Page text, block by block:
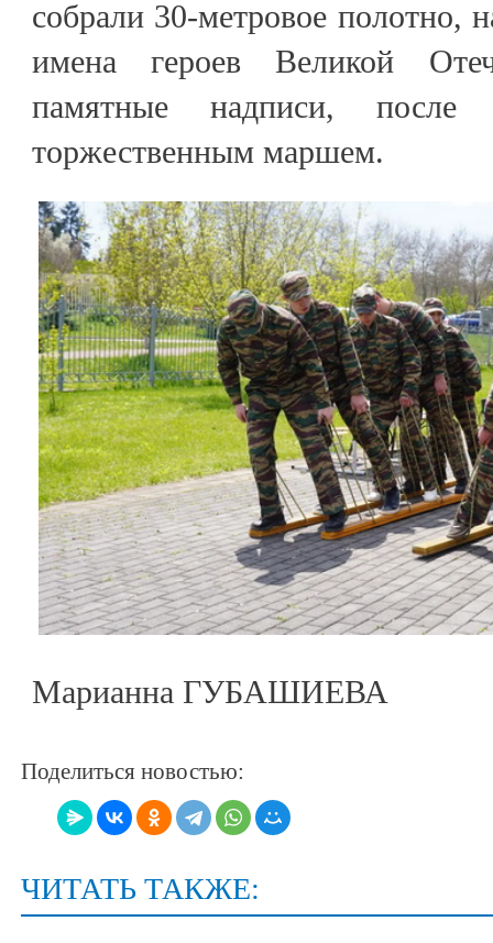
собрали 30-метровое полотно,
имена героев Великой
памятные надписи, после
торжественным маршем.
Марианна ГУБАШИЕВА
Поделиться новостью:
ЧИТАТЬ ТАКЖЕ: